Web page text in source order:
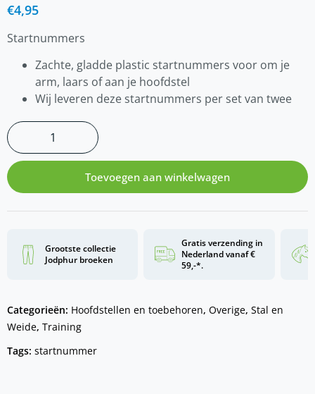
€4,95
Startnummers
Zachte, gladde plastic startnummers voor om je
arm, laars of aan je hoofdstel
Wij leveren deze startnummers per set van twee
Toevoegen aan winkelwagen
Grootste collectie
Jodphur broeken
Gratis verzending in
Nederland vanaf €
59,-*.
Categorieën: Hoofdstellen en toebehoren, Overige, Stal en
Weide, Training
Tags: startnummer